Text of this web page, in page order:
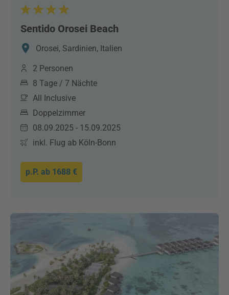
Sentido Orosei Beach
Orosei, Sardinien, Italien
2 Personen
8 Tage / 7 Nächte
All Inclusive
Doppelzimmer
08.09.2025 - 15.09.2025
inkl. Flug ab Köln-Bonn
p.P. ab 1688 €